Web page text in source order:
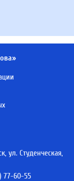
ул. Студенческая,
77-60-55